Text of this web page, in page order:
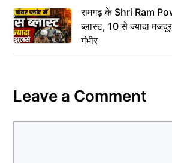
रामगढ़ के Shri Ram
ब्लास्ट, 10 से ज्यादा
गंभीर
Leave a Comment